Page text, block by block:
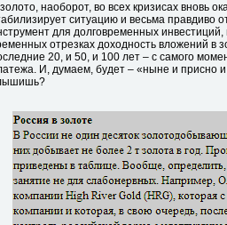
наоборот, во всех кризисах вновь
ситуацию и весьма правдиво
для долговременных
отрезках доходность вложений в
20, и 50, и 100 лет – с самого
И, думаем, будет – «ныне и присно